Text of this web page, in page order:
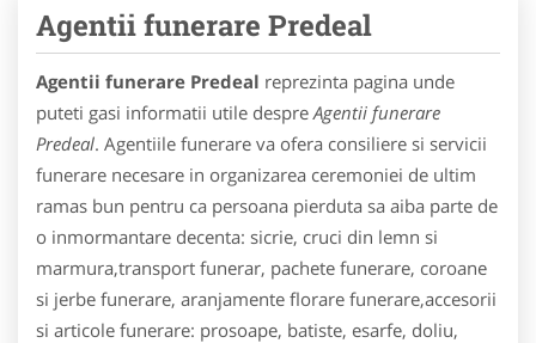
Agentii funerare Predeal
Agentii funerare Predeal reprezinta pagina unde
puteti gasi informatii utile despre Agentii funerare
Predeal. Agentiile funerare va ofera consiliere si servicii
funerare necesare in organizarea ceremoniei de ultim
ramas bun pentru ca persoana pierduta sa aiba parte de
o inmormantare decenta: sicrie, cruci din lemn si
marmura,transport funerar, pachete funerare, coroane
si jerbe funerare, aranjamente florare funerare,accesorii
si articole funerare: prosoape, batiste, esarfe, doliu,